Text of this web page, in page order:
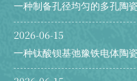
一种制备孔径均匀的多孔陶
2026-06-15
一种钛酸钡基弛豫铁电体陶